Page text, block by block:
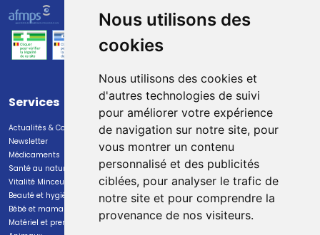
Nous utilisons des
cookies
Nous utilisons des cookies et
d'autres technologies de suivi
pour améliorer votre expérience
de navigation sur notre site, pour
vous montrer un contenu
personnalisé et des publicités
ciblées, pour analyser le trafic de
notre site et pour comprendre la
provenance de nos visiteurs.
Services
Actualités & Conseils
Newsletter
Médicaments
Santé au naturel
Vitalité Minceur Nutrition
Beauté et hygiène
Bébé et maman
Matériel et premiers soins
Paiement
Paiement sécurisé
Livraison